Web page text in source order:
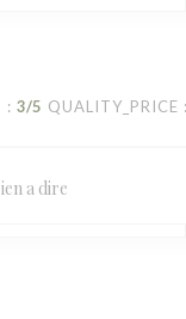
: 3/5 QUALITY_PRICE
a dire